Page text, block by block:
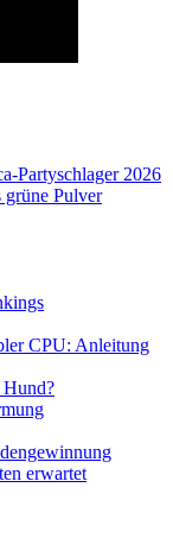
Partyschlager 2026
grüne Pulver
CPU: Anleitung
erwartet